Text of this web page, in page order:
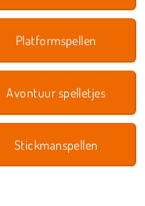
Platformspellen
Avontuur spelletjes
Stickmanspellen